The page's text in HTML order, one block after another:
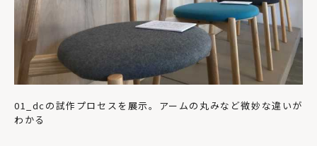
01_dcの試作プロセスを展示。アームの丸みなど微妙な違いが
わかる